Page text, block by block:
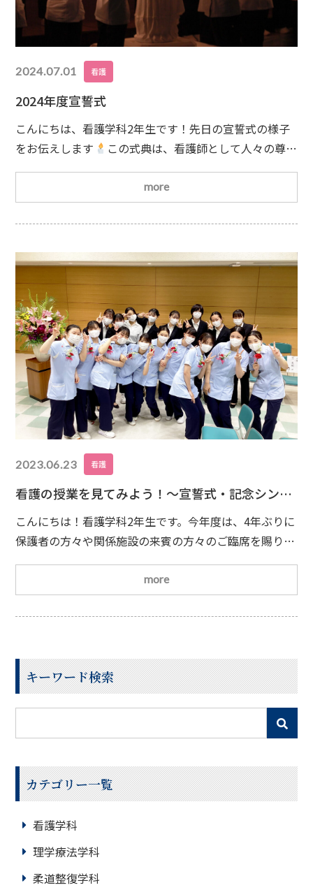
2024.07.01 看護
2024年度宣誓式
こんにちは、看護学科2年生です！先日の宣誓式の様子
をお伝えします
この式典は、看護師として人々の尊い
生命をこの手に託される責任の重さを認識するととも
に、看護する喜びと誇りを持って、看護への道を切り拓
き歩んでいく決意表明をする厳粛なものです。式典を前
に、3年生からコサージュが贈られました🏵厳粛な雰囲
像に灯された火をもらい受け、ナイチンゲール誓詞を斉
more
2023.06.23 看護
看護の授業を見てみよう！～宣誓式・記念シンポ
ジウム編～
こんにちは！看護学科2年生です。今年度は、4年ぶりに
保護者の方々や関係施設の来賓の方々のご臨席を賜り、
宣誓式を挙行することができました。その様子をお伝え
宣誓式を迎えるにあたり、3年生の先輩からコ
サージュが贈られました
ナイチンゲール像から承継し
た看護の灯を胸に、看護師の心構えを説いた「ナイチン
との決意を新たにしました
学生からは、「改めて
more
キーワード検索
カテゴリー一覧
看護学科
理学療法学科
柔道整復学科